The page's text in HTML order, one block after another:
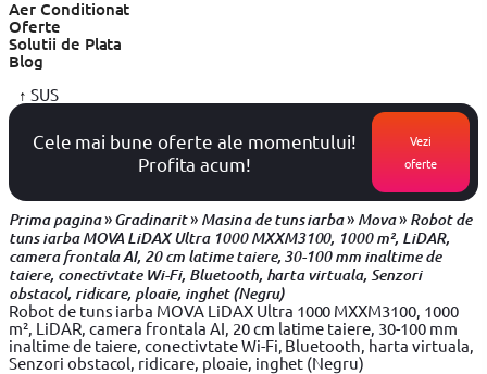
Aer Conditionat
Oferte
Solutii de Plata
Blog
↑ SUS
Cele mai bune oferte ale momentului!
Profita acum!
Vezi
oferte
Prima pagina»Gradinarit» Masina de tuns iarba» Mova» Robot de
tuns iarba MOVA LiDAX Ultra 1000 MXXM3100, 1000 m², LiDAR,
camera frontala AI, 20 cm latime taiere, 30-100 mm inaltime de
taiere, conectivtate Wi-Fi, Bluetooth, harta virtuala, Senzori
obstacol, ridicare, ploaie, inghet (Negru)
Robot de tuns iarba MOVA LiDAX Ultra 1000 MXXM3100, 1000
m², LiDAR, camera frontala AI, 20 cm latime taiere, 30-100 mm
inaltime de taiere, conectivtate Wi-Fi, Bluetooth, harta virtuala,
Senzori obstacol, ridicare, ploaie, inghet (Negru)